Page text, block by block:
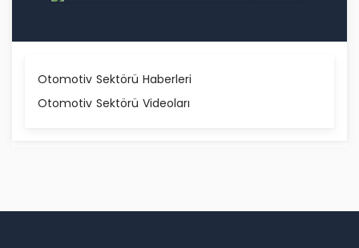
Otomotiv Sektörü Haberleri
Otomotiv Sektörü Videoları